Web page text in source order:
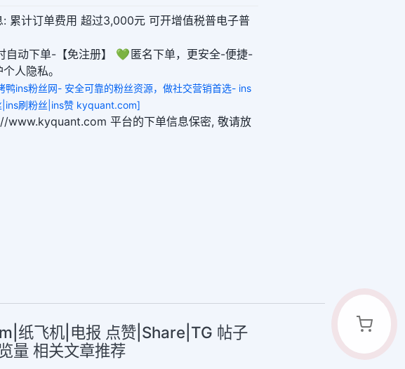
: 累计订单费用 超过3,000元 可开增值税普电子普
自动下单-【免注册】 💚 匿名下单，更安全-便捷-
人隐私。
鸭ins粉丝网- 安全可靠的粉丝资源，做社交营销首选- ins
|ins刷粉丝|ins赞 kyquant.com]
www.kyquant.com 平台的下单信息保密, 敬请放
纸飞机|电报 点赞|Share|TG 帖子
量 相关文章推荐